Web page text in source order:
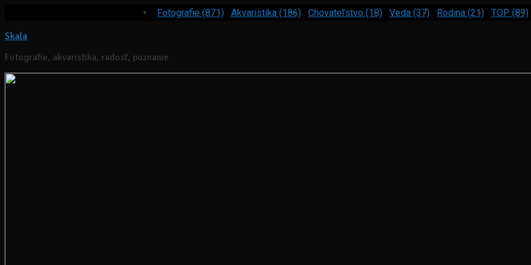
Fotografie (871) Akvaristika (186) Chovateľstvo (18) Veda (37) Rodina (21) TOP (89)
Skala
Fotografie, akvaristika, radosť, poznanie